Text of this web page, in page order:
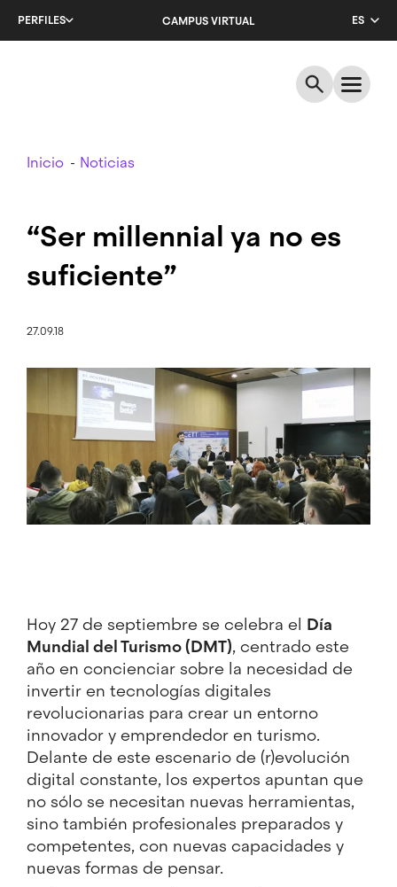
PERFILES CAMPUS VIRTUAL
ES
EN
Breadcrumb
Inicio Noticias
“Ser millennial ya no es
suficiente”
27.09.18
Imagen
Hoy 27 de septiembre se celebra el Día
Mundial del Turismo (DMT), centrado este
año en concienciar sobre la necesidad de
invertir en tecnologías digitales
revolucionarias para crear un entorno
innovador y emprendedor en turismo.
Delante de este escenario de (r)evolución
digital constante, los expertos apuntan que
no sólo se necesitan nuevas herramientas,
sino también profesionales preparados y
competentes, con nuevas capacidades y
nuevas formas de pensar.